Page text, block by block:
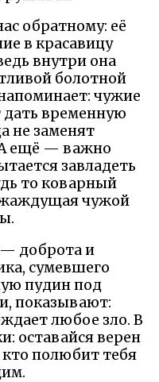
обратному: её
в красавицу
внутри она
болотной
чужие
временную
не заменят
А ещё — важно
завладеть
то коварный
жаждущая чужой
— доброта и
сумевшего
пудин под
показывают:
любое зло. В
оставайся верен
полюбит тебя